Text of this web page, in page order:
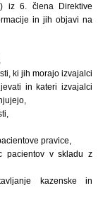
iz 6. člena Direktive
in jih objavi na
ki jih morajo izvajalci
in kateri izvajalci
pravice,
pacientov v skladu z
kazenske in